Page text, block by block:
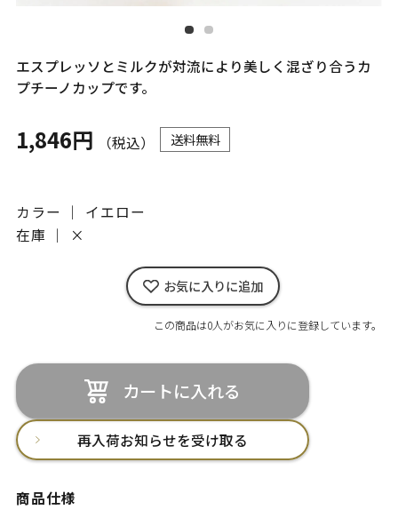
エスプレッソとミルクが対流により美しく混ざり合うカ
プチーノカップです。
1,846円 （税込） 送料無料
カラー ｜ イエロー
在庫 ｜
×
お気に入りに追加
この商品は0人がお気に入りに登録しています。
カートに入れる
再入荷お知らせを受け取る
商品仕様